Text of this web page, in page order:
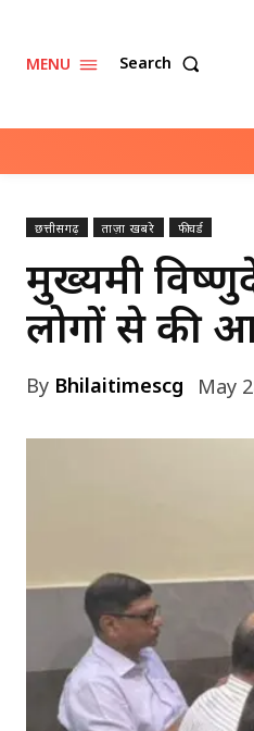
MENU Search
छत्तीसगढ़ ताज़ा खबरे फीचर्ड
मुख्यमंत्री
लोगों से की
By Bhilaitimescg May